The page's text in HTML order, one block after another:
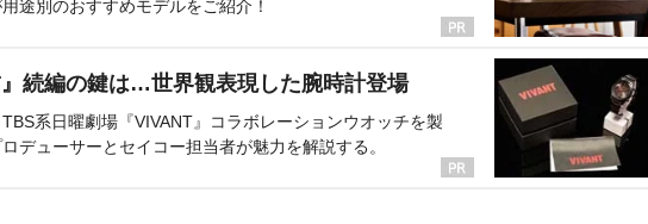
途別のおすすめモデルをご紹介！
』続編の鍵は…世界観表現した腕時計登場
系日曜劇場『VIVANT』コラボレーションウオッチを製
デューサーとセイコー担当者が魅力を解説する。